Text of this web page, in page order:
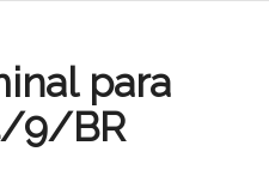
para
9/BR